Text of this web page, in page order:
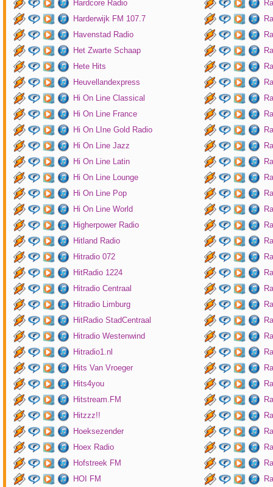
Hardcore Radio
Harderwijk FM 107.7
Havenstad Radio
Het Zwarte Schaap
Hete Hits
Heuvellandexpress
Hi On Line Classical
Hi On Line France
Hi On LIne Gold Radio
Hi On Line Jazz
Hi On Line Latin
Hi On Line Lounge
Hi On Line Pop
Hi On Line World
Higherpower Radio
Hitland Radio
Hitradio 072
HitRadio 1224
Hitradio Centraal
Hitradio Limburg
HitRadio StadCentraal
Hitradio Westenwind
Hitradio1.nl
Hits Van Vroeger
Hits4you
Hitstream.FM
Hitzzz!!
Hoeksezender
Hoex Radio
Hofstreek FM
HOI FM